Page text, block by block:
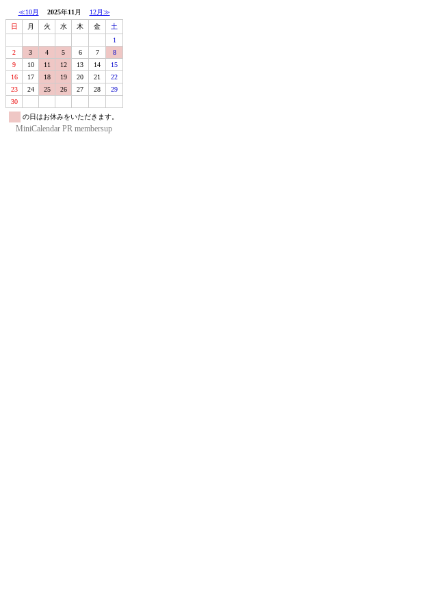
≪10月 2025年11 月
12月≫
日
月 火 水 木 金
土
1
2
3 4 5 6 7
8
9
10 11 12 13 14
15
16
17 18 19 20 21
22
23
24 25 26 27 28
29
30
の日はお休みをいただきます。
MiniCalendar PR membersup